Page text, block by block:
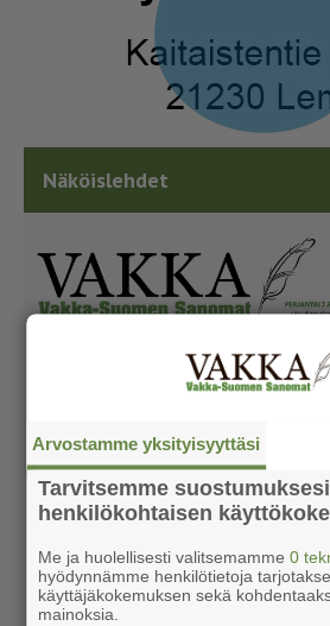
Näköislehdet
Arvostamme yksityisyyttäsi
Tarvitsemme
henkilökohtaisen
Me ja huolellisesti valitsemamme0
hyödynnämme henkilötietoja
käyttäjäkokemuksen sekä
mainoksia.